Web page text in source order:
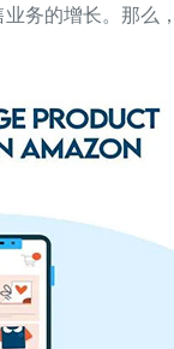
务的增长。那么